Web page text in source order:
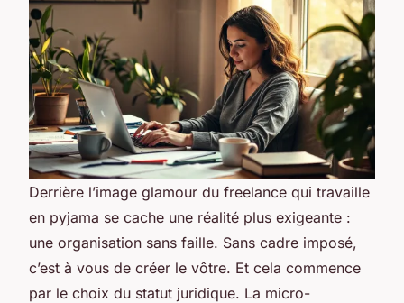
Derrière l’image glamour du freelance qui travaille
en pyjama se cache une réalité plus exigeante :
une organisation sans faille. Sans cadre imposé,
c’est à vous de créer le vôtre. Et cela commence
par le choix du statut juridique. La micro-